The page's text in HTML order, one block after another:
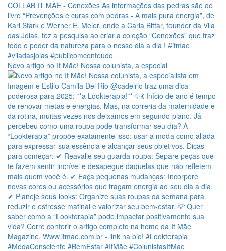
Novo artigo no It Mãe! Nossa colunista, a especial